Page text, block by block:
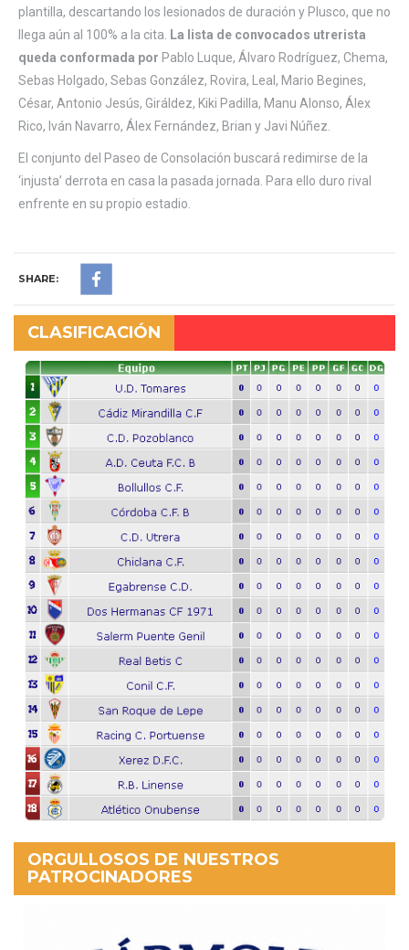
plantilla, descartando los lesionados de duración y Plusco, que no
llega aún al 100% a la cita.
La lista de convocados utrerista
queda conformada por Pablo Luque, Álvaro Rodríguez, Chema,
Sebas Holgado, Sebas González, Rovira, Leal, Mario Begines,
César, Antonio Jesús, Giráldez, Kiki Padilla, Manu Alonso, Álex
Rico, Iván Navarro, Álex Fernández, Brian y Javi Núñez.
El conjunto del Paseo de Consolación buscará redimirse de la
‘injusta’ derrota en casa la pasada jornada. Para ello duro rival
enfrente en su propio estadio.
SHARE:
CLASIFICACIÓN
ORGULLOSOS DE NUESTROS
PATROCINADORES